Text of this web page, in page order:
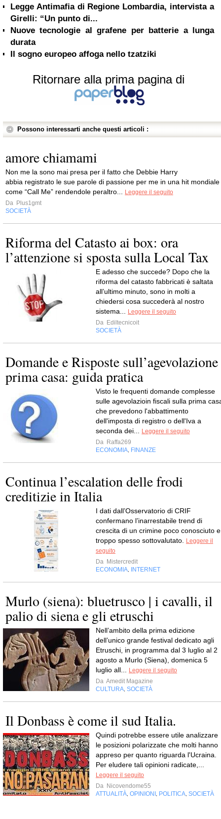
Legge Antimafia di Regione Lombardia, intervista a
Girelli: “Un punto di...
Nuove tecnologie al grafene per batterie a lunga
durata
Il sogno europeo affoga nello tzatziki
Ritornare alla prima pagina di
Possono interessarti anche questi articoli :
amore chiamami
Non me la sono mai presa per il fatto che Debbie Harry
abbia registrato le sue parole di passione per me in una hit mondiale
come “Call Me” rendendole peraltro...
Leggere il seguito
Da Plus1gmt
SOCIETÀ
Riforma del Catasto ai box: ora
l’attenzione si sposta sulla Local Tax
E adesso che succede? Dopo che la
riforma del catasto fabbricati è saltata
all’ultimo minuto, sono in molti a
chiedersi cosa succederà al nostro
sistema...
Leggere il seguito
Da Ediltecnicoit
SOCIETÀ
Domande e Risposte sull’agevolazione
prima casa: guida pratica
Visto le frequenti domande complesse
sulle agevolazioin fiscali sulla prima
che prevedono l'abbattimento
dell'imposta di registro o dell'Iva a
seconda dei...
Leggere il seguito
Da Raffa269
ECONOMIA FINANZE
Continua l’escalation delle frodi
creditizie in Italia
​I dati dall’Osservatorio di CRIF
confermano l’inarrestabile trend di
crescita di un crimine poco conosciuto e
troppo spesso sottovalutato.
Leggere il
seguito
Da Mistercredit
ECONOMIA
INTERNET
Murlo (siena): bluetrusco | i cavalli, il
palio di siena e gli etruschi
Nell’ambito della prima edizione
dell’unico grande festival dedicato agli
Etruschi, in programma dal 3 luglio al 2
agosto a Murlo (Siena), domenica 5
luglio all...
Leggere il seguito
Da Amedit Magazine
CULTURA SOCIETÀ
Il Donbass è come il sud Italia.
Quindi potrebbe essere utile analizzare
le posizioni polarizzate che molti hanno
appreso per quanto riguarda l'Ucraina.
Per eludere tali opinioni radicate,...
Leggere il seguito
Da Nicovendome55
ATTUALITÀ OPINIONI POLITICA SOCIETÀ